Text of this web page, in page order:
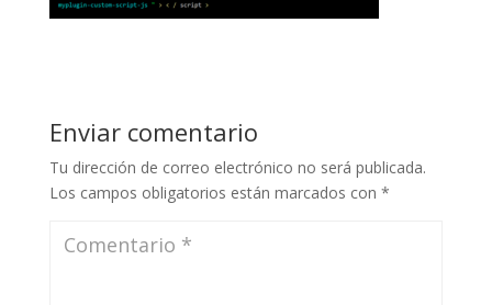
Enviar comentario
Tu dirección de correo electrónico no será publicada.
Los campos obligatorios están marcados con *